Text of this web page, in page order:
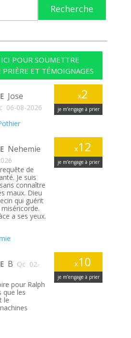
Recherche
POUR SOUMETTRE
PRIÈRE ET TÉMOIGNAGES
x2
je m’engage à prier
Jose
06-08-2026
x12
je m’engage à prier
Nehemie
de
Je suis
connaître
maux. Dieu
qui guérit
miséricorde.
a ses yeux.
x10
je m’engage à prier
B Qc 02-
pour Ralph
que les
le